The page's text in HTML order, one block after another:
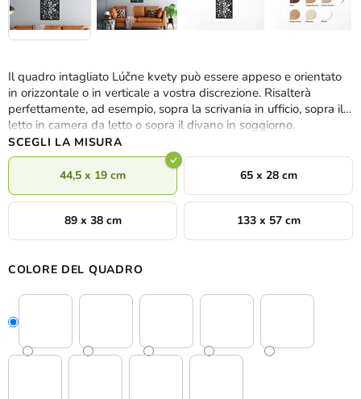
Il quadro intagliato Lúčne kvety può essere appeso e orientato
in orizzontale o in verticale a vostra discrezione. Risalterà
perfettamente, ad esempio, sopra la scrivania in ufficio, sopra il
letto in camera da letto o sopra il divano in soggiorno.
SCEGLI LA MISURA
44,5 x 19 cm 65 x 28 cm
89 x 38 cm 133 x 57 cm
COLORE DEL QUADRO